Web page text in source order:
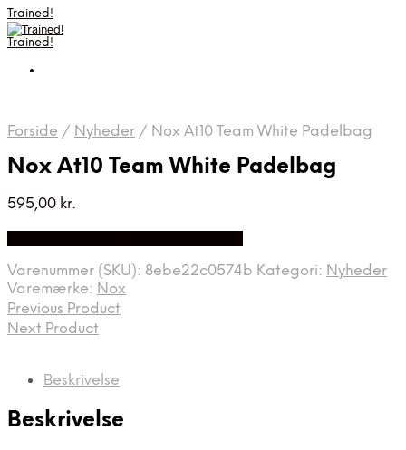
Trained!
Trained!
Forside / Nyheder / Nox At10 Team White Padelbag
Nox At10 Team White Padelbag
595,00 kr.
Varenummer (SKU): 8ebe22c0574b Kategori: Nyheder
Varemærke: Nox
Previous Product
Next Product
Beskrivelse
Beskrivelse